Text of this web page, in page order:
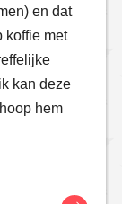
en dat
koffie met
kan deze
hem